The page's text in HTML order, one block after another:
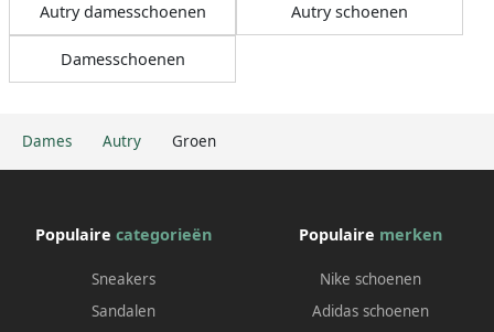
Dames Autry Groen
Autry damesschoenen Autry schoenen
Damesschoenen
Populaire categorieën
Sneakers
Sandalen
Populaire merken
Nike schoenen
Adidas schoenen